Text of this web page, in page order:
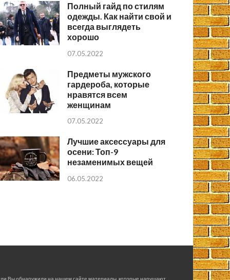
Полный гайд по стилям
одежды. Как найти свой и
всегда выглядеть
хорошо
07.05.2022
Предметы мужского
гардероба, которые
нравятся всем
женщинам
07.05.2022
Лучшие аксессуары для
осени: Топ-9
незаменимых вещей
06.05.2022
Вы обнаружили на нашем сайте материалы, которые нарушают